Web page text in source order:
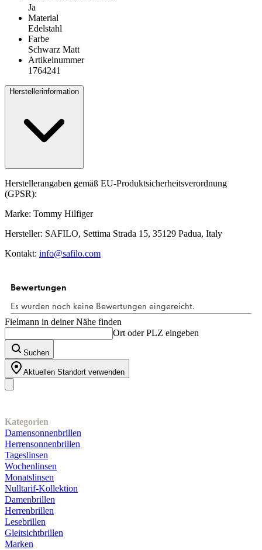
Ja
Material
Edelstahl
Farbe
Schwarz Matt
Artikelnummer
1764241
Herstellerinformation
Herstellerangaben gemäß EU-Produktsicherheitsverordnung
(GPSR):
Marke: Tommy Hilfiger
Hersteller: SAFILO, Settima Strada 15, 35129 Padua, Italy
Kontakt: info@safilo.com
Fielmann in deiner Nähe finden
Ort oder PLZ eingeben
Suchen
Aktuellen Standort verwenden
Kategorien
Damensonnenbrillen
Herrensonnenbrillen
Tageslinsen
Wochenlinsen
Monatslinsen
Nulltarif-Kollektion
Damenbrillen
Herrenbrillen
Lesebrillen
Gleitsichtbrillen
Marken